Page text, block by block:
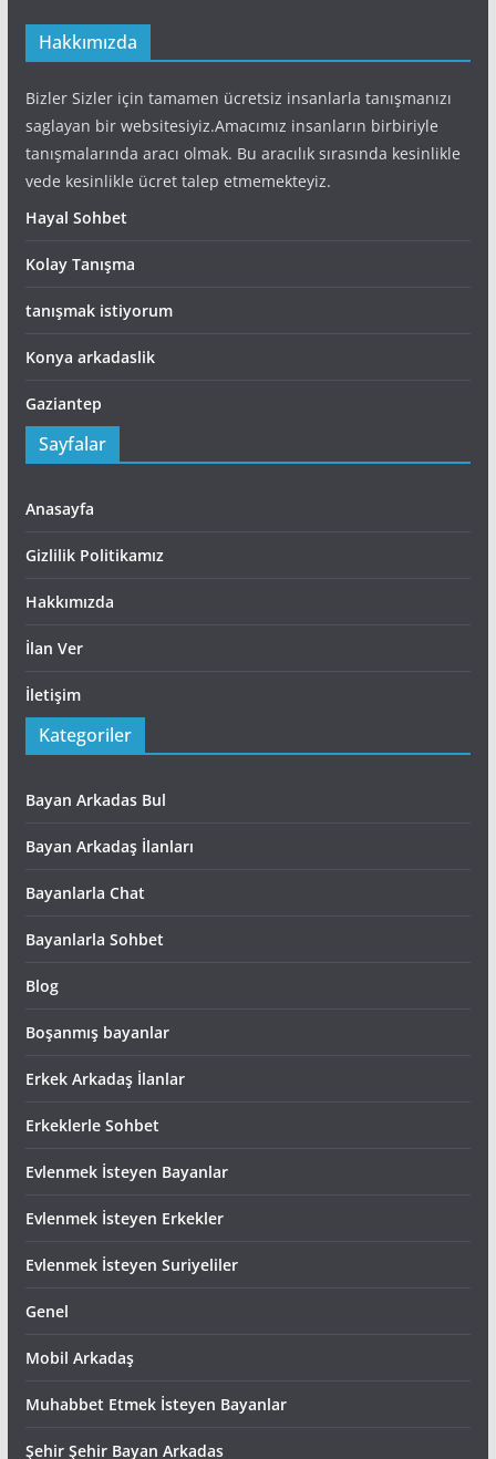
Hakkımızda
Bizler Sizler için tamamen ücretsiz insanlarla tanışmanızı
saglayan bir websitesiyiz.Amacımız insanların birbiriyle
tanışmalarında aracı olmak. Bu aracılık sırasında kesinlikle
vede kesinlikle ücret talep etmemekteyiz.
Hayal Sohbet
Kolay Tanışma
tanışmak istiyorum
Konya arkadaslik
Gaziantep
Sayfalar
Anasayfa
Gizlilik Politikamız
Hakkımızda
İlan Ver
İletişim
Kategoriler
Bayan Arkadas Bul
Bayan Arkadaş İlanları
Bayanlarla Chat
Bayanlarla Sohbet
Blog
Boşanmış bayanlar
Erkek Arkadaş İlanlar
Erkeklerle Sohbet
Evlenmek İsteyen Bayanlar
Evlenmek İsteyen Erkekler
Evlenmek İsteyen Suriyeliler
Genel
Mobil Arkadaş
Muhabbet Etmek İsteyen Bayanlar
Şehir Şehir Bayan Arkadas